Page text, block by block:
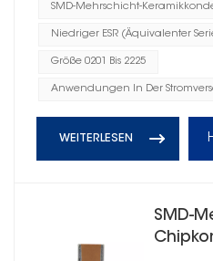
SMD-Mehrschicht-
Niedriger ESR (Äquivalenter
Größe 0201 Bis 2225
Anwendungen In Der
WEITERLESEN
SMD-